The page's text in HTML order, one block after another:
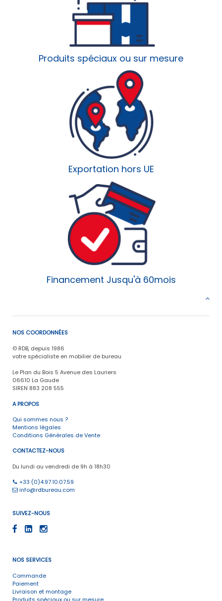
Produits spéciaux ou sur mesure
Exportation hors UE
Financement Jusqu'à 60mois
NOS COORDONNÉES
© RDB, depuis 1986
votre spécialiste en mobilier de bureau
Le Plan du Bois 5 Avenue des Lauriers
06610 La Gaude
SIREN 883 208 555
A PROPOS
Qui sommes nous ?
Mentions légales
Conditions Générales de Vente
CONTACTEZ-NOUS
Du lundi au vendredi de 9h à 18h30
+33 (0)4.97.10.07.59
info@rdbureau.com
SUIVEZ-NOUS
NOS SERVICES
Commande
Paiement
Livraison et montage
Produits spéciaux ou sur mesure